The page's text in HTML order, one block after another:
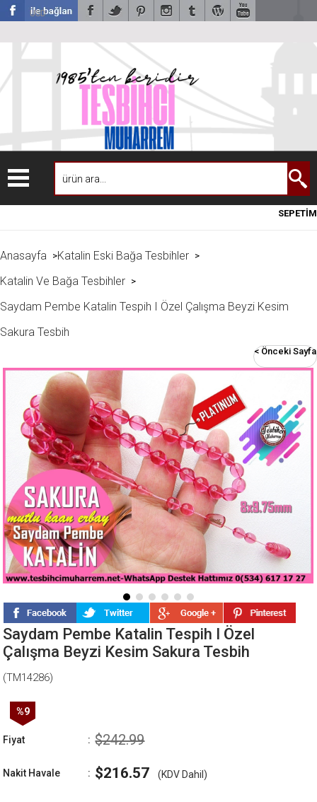
USD
SEPETİM
Anasayfa >Katalin Eski Bağa Tesbihler >
Katalin Ve Bağa Tesbihler >
Saydam Pembe Katalin Tespih I Özel Çalışma Beyzi Kesim
Sakura Tesbih
< Önceki Sayfa
Saydam Pembe Katalin Tespih I Özel
Çalışma Beyzi Kesim Sakura Tesbih
(TM14286)
%9
Fiyat : $242.99
Nakit Havale : $216.57 (KDV Dahil)